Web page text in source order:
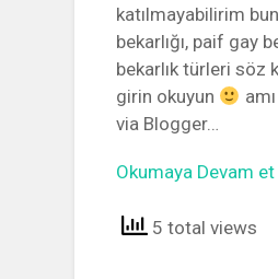
katılmayabilirim
bekarlığı, paif gay
bekarlık türleri söz
girin okuyun
via Blogger…
Okumaya Devam
5 total views